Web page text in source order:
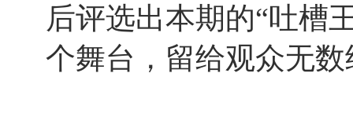
后评选出本期的“吐槽
个舞台，留给观众无